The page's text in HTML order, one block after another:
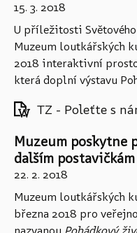
15. 3. 2018
U příležitosti
Muzeum loutkářských
2018 interaktivní
která doplní výstavu
TZ - Poleťte s
Muzeum poskytne
dalším
22. 2. 2018
Muzeum loutkářských
března 2018 pro